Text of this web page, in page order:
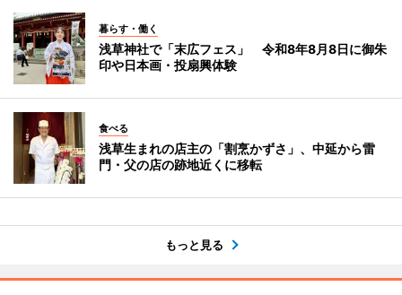
暮らす・働く
浅草神社で「末広フェス」 令和8年8月8日に御朱
印や日本画・投扇興体験
食べる
浅草生まれの店主の「割烹かずさ」、中延から雷
門・父の店の跡地近くに移転
もっと見る